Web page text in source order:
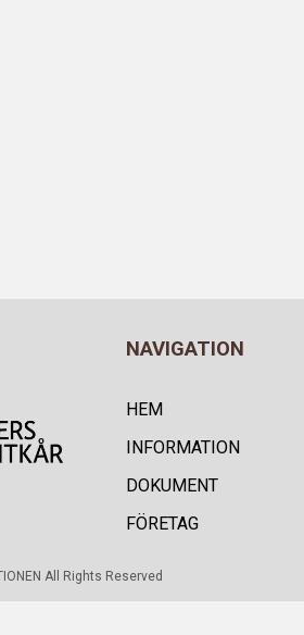
NAVIGATION
HEM
INFORMATION
DOKUMENT
FÖRETAG
All Rights Reserved